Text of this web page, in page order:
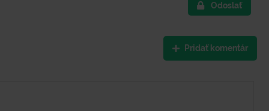
Odoslať
Pridať komentár